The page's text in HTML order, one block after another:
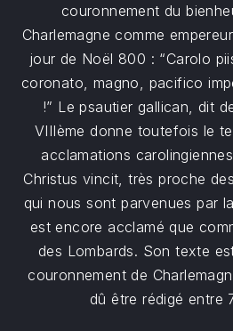
couronnement du
Charlemagne comme
jour de Noël 800 : “Carolo
coronato, magno, pacifico
!” Le psautier gallican, dit
VIIIème donne toutefois le
acclamations
Christus vincit, très proche
qui nous sont parvenues par
est encore acclamé que
des Lombards. Son texte
couronnement de
dû être rédigé entre